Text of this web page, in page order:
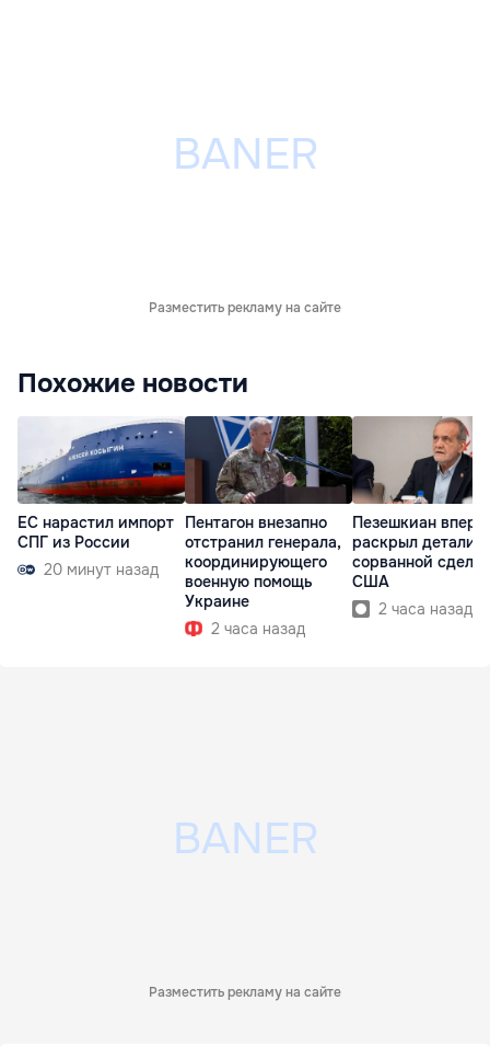
Разместить рекламу на сайте
Похожие новости
ЕС нарастил импорт
СПГ из России
20 минут назад
Пентагон внезапно
отстранил генерала,
координирующего
военную помощь
Украине
2 часа назад
Пезешкиан
раскрыл детали
сорванной
США
2 часа назад
Разместить рекламу на сайте